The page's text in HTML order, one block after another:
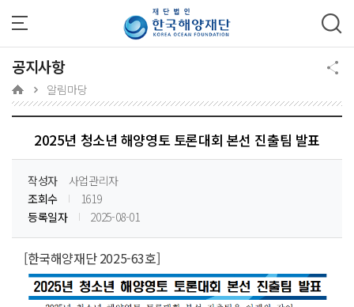
본문 바로가기
주메뉴 바로가기
하단 바로가기
공지사항
알림마당
2025년 청소년 해양영토 토론대회 본선 진출팀 발표
작성자
사업관리자
조회수
1619
등록일자
2025-08-01
[한국해양재단 2025-63호]